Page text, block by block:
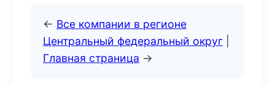
← Все компании в регионе
Центральный федеральный округ
Главная страница →